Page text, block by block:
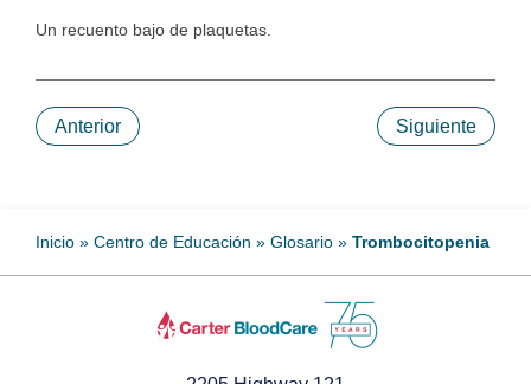
Un recuento bajo de plaquetas.
Anterior Siguiente
Inicio » Centro de Educación » Glosario » Trombocitopenia